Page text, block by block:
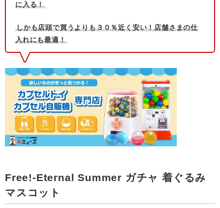
に入る！
しかも店頭で買うよりも３０％近く安い！店舗さまの仕
入れにも最適！
Free!-Eternal Summer ガチャ 着ぐるみ
マスコット